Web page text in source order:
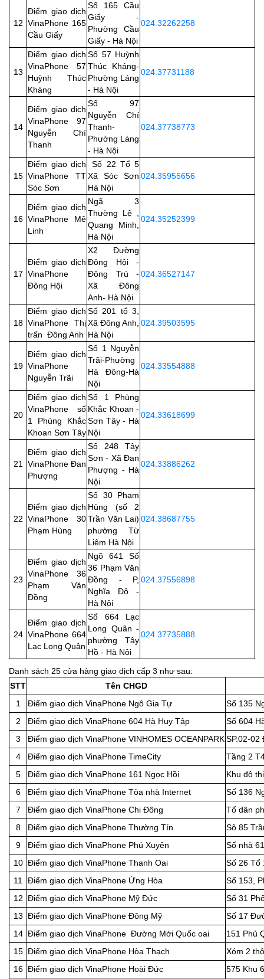
12
Điểm giao dịch
VinaPhone 165
Cầu Giấy
Số 165 Cầu
Giấy -
Phường Cầu
Giấy - Hà Nội
024.32262258
13
Điểm giao dịch
VinaPhone 57
Huỳnh Thúc
Kháng
Số 57 Huỳnh
Thúc Kháng-
Phường Láng
- Hà Nội
024.37731188
14
Điểm giao dịch
VinaPhone 97
Nguyễn Chí
Thanh
Số 97
Nguyễn Chí
Thanh-
Phường Láng
- Hà Nội
024.37738773
15
Điểm giao dịch
VinaPhone TT
Sóc Sơn
Số 22 Tổ 5
Xã Sóc Sơn
Hà Nội
024.35955656
16
Điểm giao dịch
VinaPhone Mê
Linh
Ngã 3
Thường Lệ ,
Quang Minh,
Hà Nội
024.35252399
17
Điểm giao dịch
VinaPhone
Đông Hội
X2 Đường
Đông Hội -
Đông Trù -
Xã Đông
Anh- Hà Nội
024.36527147
18
Điểm giao dịch
VinaPhone Thị
trấn Đông Anh
Số 201 tổ 3,
Xã Đông Anh,
Hà Nội
024.39503595
19
Điểm giao dịch
VinaPhone
Nguyễn Trãi
Số 1 Nguyễn
Trãi-Phường
Hà Đông-Hà
Nội
024.33554888
20
Điểm giao dịch
VinaPhone số
1 Phùng Khắc
Khoan Sơn Tây
Số 1 Phùng
Khắc Khoan -
Sơn Tây - Hà
Nội
024.33618699
21
Điểm giao dịch
VinaPhone Đan
Phượng
Số 248 Tây
Sơn - Xã Đan
Phượng - Hà
Nội
024.33886262
22
Điểm giao dịch
VinaPhone 30
Phạm Hùng
Số 30 Phạm
Hùng (số 2
Trần Văn Lai)
phường Từ
Liêm Hà Nội
024.38687755
23
Điểm giao dịch
VinaPhone 36
Phạm Văn
Đồng
Ngõ 641 Số
36 Phạm Văn
Đồng - P,
Nghĩa Đô -
Hà Nội
024.37556898
24
Điểm giao dịch
VinaPhone 664
Lạc Long Quân
Số 664 Lạc
Long Quân -
phường Tây
Hồ - Hà Nội
024.37735888
Danh sách 25 cửa hàng giao dịch cấp 3 như sau:
STT
Tên CHGD
1
Điểm giao dịch VinaPhone Ngô Gia Tự
Số 135
2
Điểm giao dịch VinaPhone 604 Hà Huy Tập
Số 604
3
Điểm giao dịch VinaPhone VINHOMES OCEANPARKSP.02-02
4
Điểm giao dịch VinaPhone TimeCity
Tầng 2
5
Điểm giao dịch VinaPhone 161 Ngọc Hồi
Khu đô
6
Điểm giao dịch VinaPhone Tòa nhà Internet
Số 136
7
Điểm giao dịch VinaPhone Chi Đông
Tổ dân
8
Điểm giao dịch VinaPhone Thường Tín
Sô 85
9
Điểm giao dịch VinaPhone Phú Xuyên
Số nhà
10 Điểm giao dịch VinaPhone Thanh Oai
Số 26 Tổ
11
Điểm giao dịch VinaPhone Ứng Hòa
Số 153,
12 Điểm giao dịch VinaPhone Mỹ Đức
Số 31
13 Điểm giao dịch VinaPhone Đông Mỹ
Số 17
14 Điểm giao dịch VinaPhone Đường Mới Quốc oai
151 Phủ
15 Điểm giao dịch VinaPhone Hòa Thạch
Xóm 2
16 Điểm giao dịch VinaPhone Hoài Đức 575 Khu